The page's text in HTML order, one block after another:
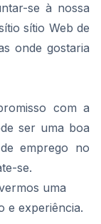
se à nossa
sítio Web de
onde gostaria
com a
ser uma boa
emprego no
se.
uma
e experiência.